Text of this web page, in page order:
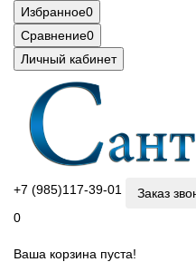
Избранное0
Сравнение0
Личный кабинет
+7 (985)117-39-01
Заказ
0
Ваша корзина пуста!